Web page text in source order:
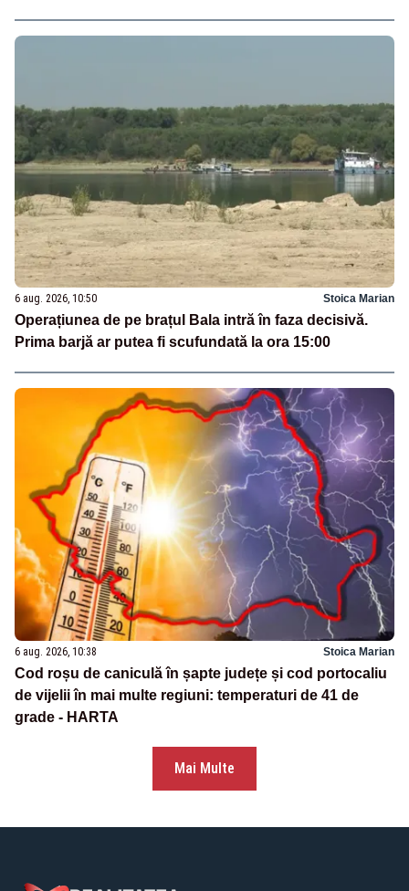
6 aug. 2026, 10:50 Stoica Marian
Operațiunea de pe brațul Bala intră în faza decisivă.
Prima barjă ar putea fi scufundată la ora 15:00
6 aug. 2026, 10:38 Stoica Marian
Cod roșu de caniculă în șapte județe și cod portocaliu
de vijelii în mai multe regiuni: temperaturi de 41 de
grade - HARTA
Mai Multe